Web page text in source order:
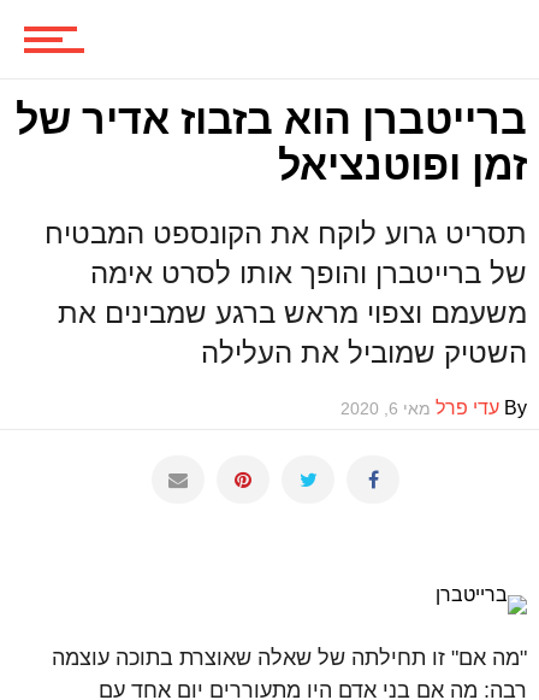
וכל השאר
ברייטברן הוא בזבוז אדיר של
זמן ופוטנציאל
תסריט גרוע לוקח את הקונספט המבטיח
של ברייטברן והופך אותו לסרט אימה
משעמם וצפוי מראש ברגע שמבינים את
השטיק שמוביל את העלילה
By עדי פרל מאי 6, 2020
"מה אם" זו תחילתה של שאלה שאוצרת בתוכה עוצמה
רבה: מה אם בני אדם היו מתעוררים יום אחד עם